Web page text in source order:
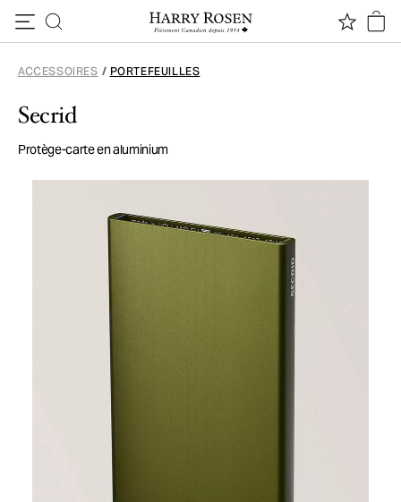
ACCESSOIRES / PORTEFEUILLES
Secrid
Protège-carte en aluminium